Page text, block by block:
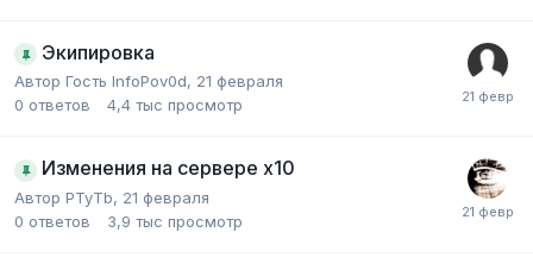
Экипировка
Автор Гость InfoPov0d, 21 февраля
0 ответов 4,4 тыс просмотр
Изменения на сервере x10
Автор PTyTb, 21 февраля
0 ответов 3,9 тыс просмотр